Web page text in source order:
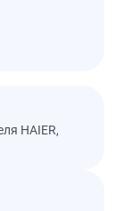
HAIER,